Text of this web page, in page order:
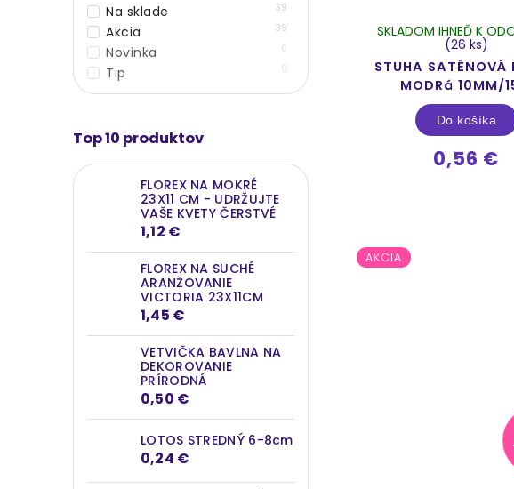
Na sklade 39
Akcia 39
Novinka 0
Tip 0
Top 10 produktov
FLOREX NA MOKRÉ
23X11 CM - UDRŽUJTE
VAŠE KVETY ČERSTVÉ
1,12 €
FLOREX NA SUCHÉ
ARANŽOVANIE
VICTORIA 23X11CM
1,45 €
VETVIČKA BAVLNA NA
DEKOROVANIE
PRÍRODNÁ
0,50 €
LOTOS STREDNÝ 6-8cm
0,24 €
STUHA SATÉNOVÁ
MODRá 10MM/
SKLADOM IHNEĎ K
(26 ks)
0,56 €
Do košíka
AKCIA